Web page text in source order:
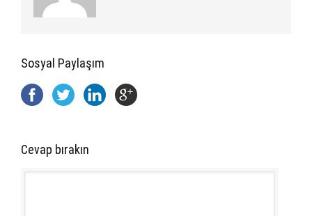
Sosyal Paylaşım
Cevap bırakın